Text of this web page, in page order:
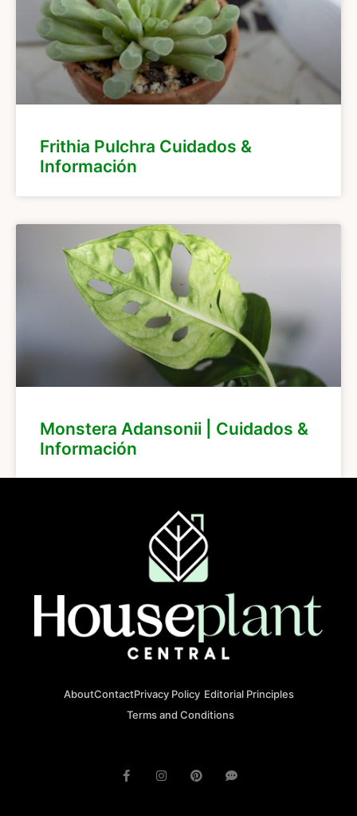
Frithia Pulchra Cuidados &
Información
Monstera Adansonii | Cuidados &
Información
AboutContactPrivacy Policy Editorial Principles
Terms and Conditions